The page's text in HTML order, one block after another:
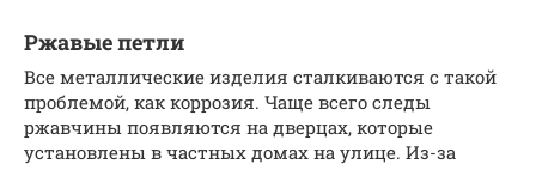
Ржавые петли
Все металлические изделия сталкиваются с такой
проблемой, как коррозия. Чаще всего следы
ржавчины появляются на дверцах, которые
установлены в частных домах на улице. Из-за